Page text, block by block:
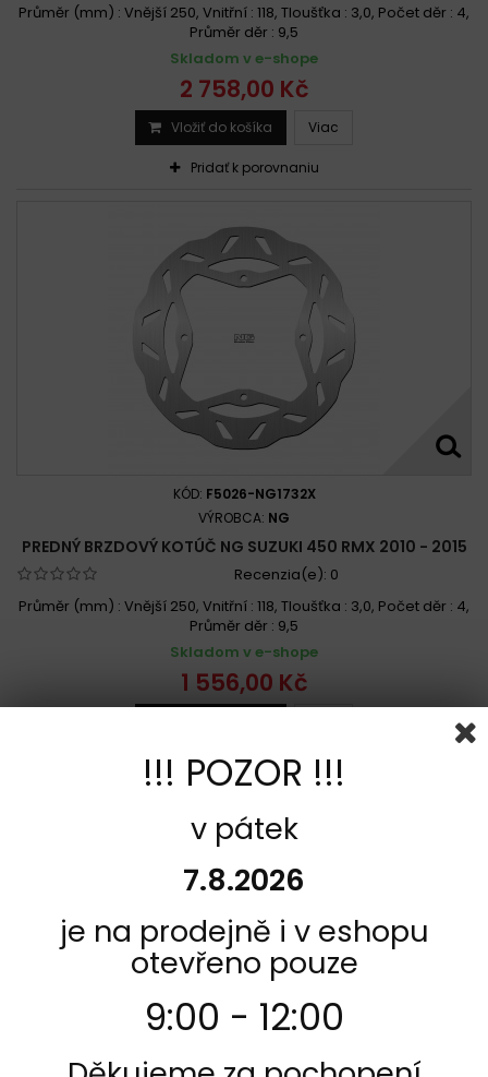
Průměr (mm) : Vnější 250, Vnitřní : 118, Tloušťka : 3,0, Počet děr : 4,
Průměr děr : 9,5
Skladom v e-shope
2 758,00 Kč
Vložiť do košíka Viac
Pridať k porovnaniu
KÓD: F5026-NG1732X
VÝROBCA: NG
PREDNÝ BRZDOVÝ KOTÚČ NG SUZUKI 450 RMX 2010 - 2015
Recenzia(e): 0
Průměr (mm) : Vnější 250, Vnitřní : 118, Tloušťka : 3,0, Počet děr : 4,
Průměr děr : 9,5
Skladom v e-shope
1 556,00 Kč
Pridať k porovnaniu
!!! POZOR !!!
v pátek
7.8.2026
je na prodejně i v eshopu
otevřeno pouze
9:00 - 12:00